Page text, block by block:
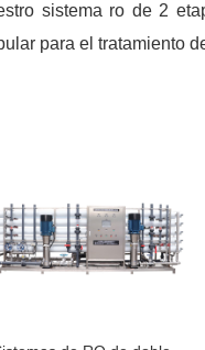
sistema ro de 2
para el tratamiento